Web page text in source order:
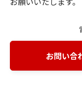
お問い合